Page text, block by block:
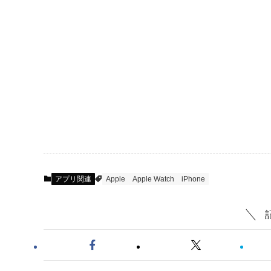
アプリ関連 Apple Apple Watch iPhone